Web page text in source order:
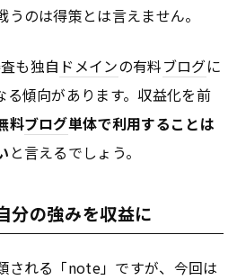
のは得策とは言えません。
も独自 ドメインの有料ブログに
る傾向があります。収益化を前
料ブログ単体で利用することは
と言えるでしょう。
分の強みを収益に
される「note」ですが、今回は